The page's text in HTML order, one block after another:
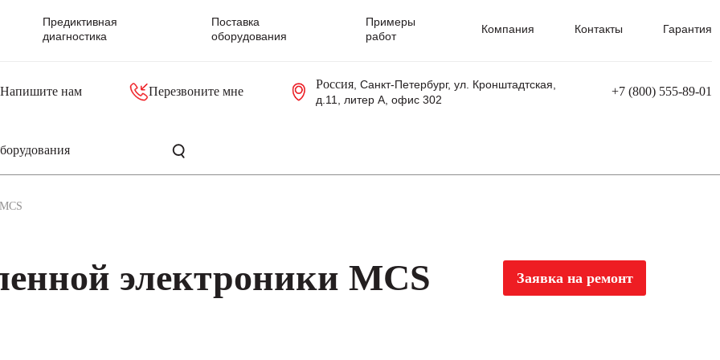
Предиктивная
диагностика
Поставка
оборудования
Примеры
работ
Компания Контакты Гарантия
Напишите нам Перезвоните мне
Россия, Санкт-Петербург, ул. Кронштадтская,
д.11, литер А, офис 302
+7 (800) 555-89-01
MCS
электроники MCS Заявка на ремонт